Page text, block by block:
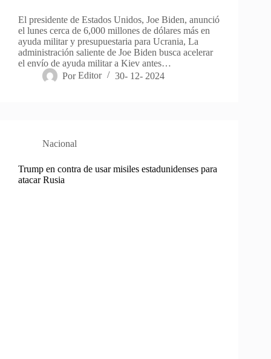
El presidente de Estados Unidos, Joe Biden, anunció
el lunes cerca de 6,000 millones de dólares más en
ayuda militar y presupuestaria para Ucrania, La
administración saliente de Joe Biden busca acelerar
el envío de ayuda militar a Kiev antes…
Por Editor 30- 12- 2024
Nacional
Trump en contra de usar misiles estadunidenses para
atacar Rusia